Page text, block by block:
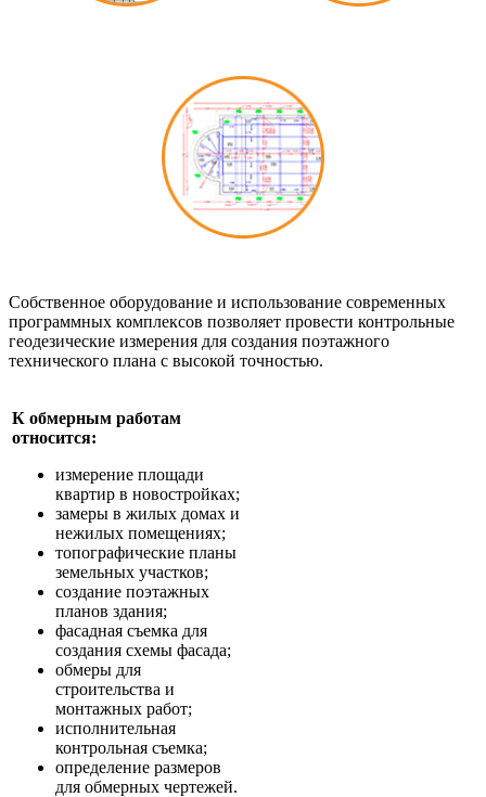
Собственное оборудование и использование современных
программных комплексов позволяет провести контрольные
геодезические измерения для создания поэтажного
технического плана с высокой точностью.
К обмерным работам
относится:
измерение площади
квартир в новостройках;
замеры в жилых домах и
нежилых помещениях;
топографические планы
земельных участков;
создание поэтажных
планов здания;
фасадная съемка для
создания схемы фасада;
обмеры для
строительства и
монтажных работ;
исполнительная
контрольная съемка;
определение размеров
для обмерных чертежей.